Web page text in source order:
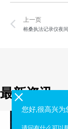
Prev
上一页
榕桑执法记录仪夜
最新资讯
您好,很高兴为